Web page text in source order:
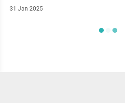
31 Jan 2025